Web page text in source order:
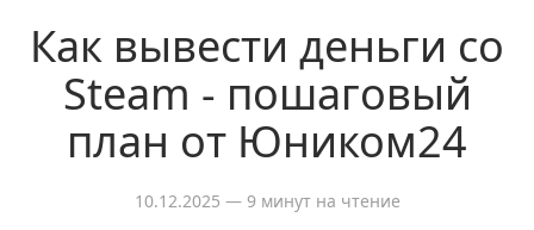
Как вывести деньги со
Steam - пошаговый
план от Юником24
10.12.2025 — 9 минут на чтение